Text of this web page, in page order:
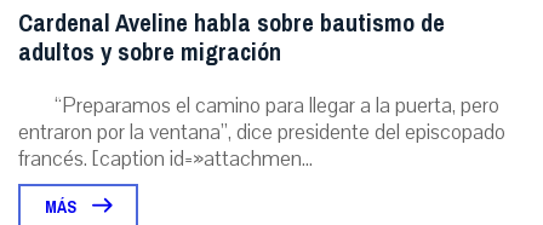
Cardenal Aveline habla sobre bautismo de
adultos y sobre migración
“Preparamos el camino para llegar a la puerta, pero
entraron por la ventana”, dice presidente del episcopado
francés. [caption id=»attachmen...
MÁS